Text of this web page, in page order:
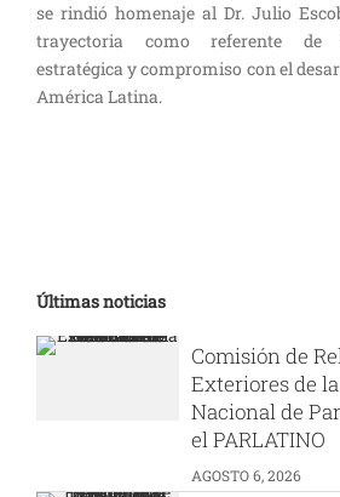
se rindió homenaje al Dr. Julio
trayectoria como referente de
estratégica y compromiso con el
América Latina.
Últimas noticias
Comisión de
Exteriores de
Nacional de
el PARLATINO
AGOSTO 6, 2026